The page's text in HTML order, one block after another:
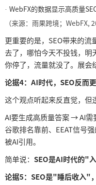
· WebFX的数据显示高质量
（来源：雨果跨境； WebFX,
更重要的是， SEO带来的
去了，哪怕今天不投钱，明
你停了，流量就没了。展会
论据4：AI时代，SEO反而更
这个观点听起来反直觉，但
AI要生成高质量答案 → AI
谷歌排名靠前、EEAT信号
被AI引用。
简单说： SEO是AI时代的"
论据5：SEO是"睡后收入"